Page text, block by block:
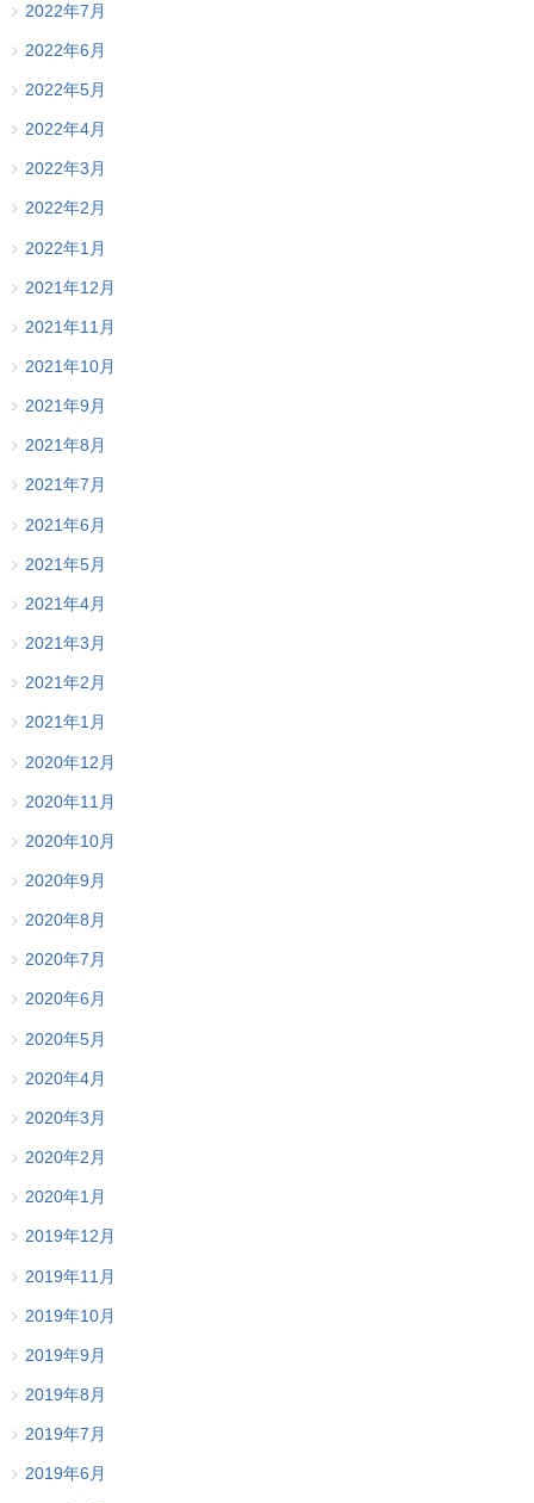
2022年7月
2022年6月
2022年5月
2022年4月
2022年3月
2022年2月
2022年1月
2021年12月
2021年11月
2021年10月
2021年9月
2021年8月
2021年7月
2021年6月
2021年5月
2021年4月
2021年3月
2021年2月
2021年1月
2020年12月
2020年11月
2020年10月
2020年9月
2020年8月
2020年7月
2020年6月
2020年5月
2020年4月
2020年3月
2020年2月
2020年1月
2019年12月
2019年11月
2019年10月
2019年9月
2019年8月
2019年7月
2019年6月